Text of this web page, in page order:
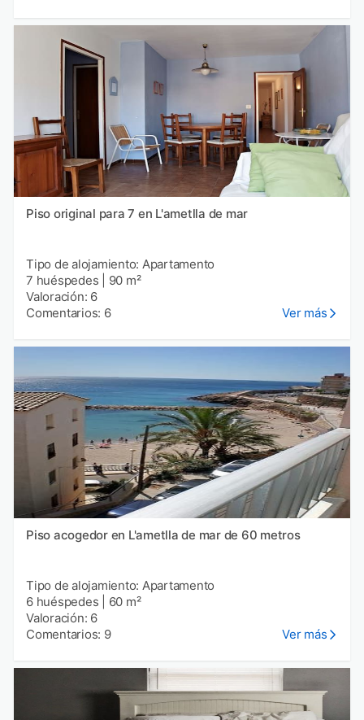
Piso original para 7 en L'ametlla de mar
Tipo de alojamiento: Apartamento
7 huéspedes
90 m²
Valoración: 6
Comentarios: 6
Ver más
Piso acogedor en L'ametlla de mar de 60 metros
Tipo de alojamiento: Apartamento
6 huéspedes
60 m²
Valoración: 6
Comentarios: 9
Ver más